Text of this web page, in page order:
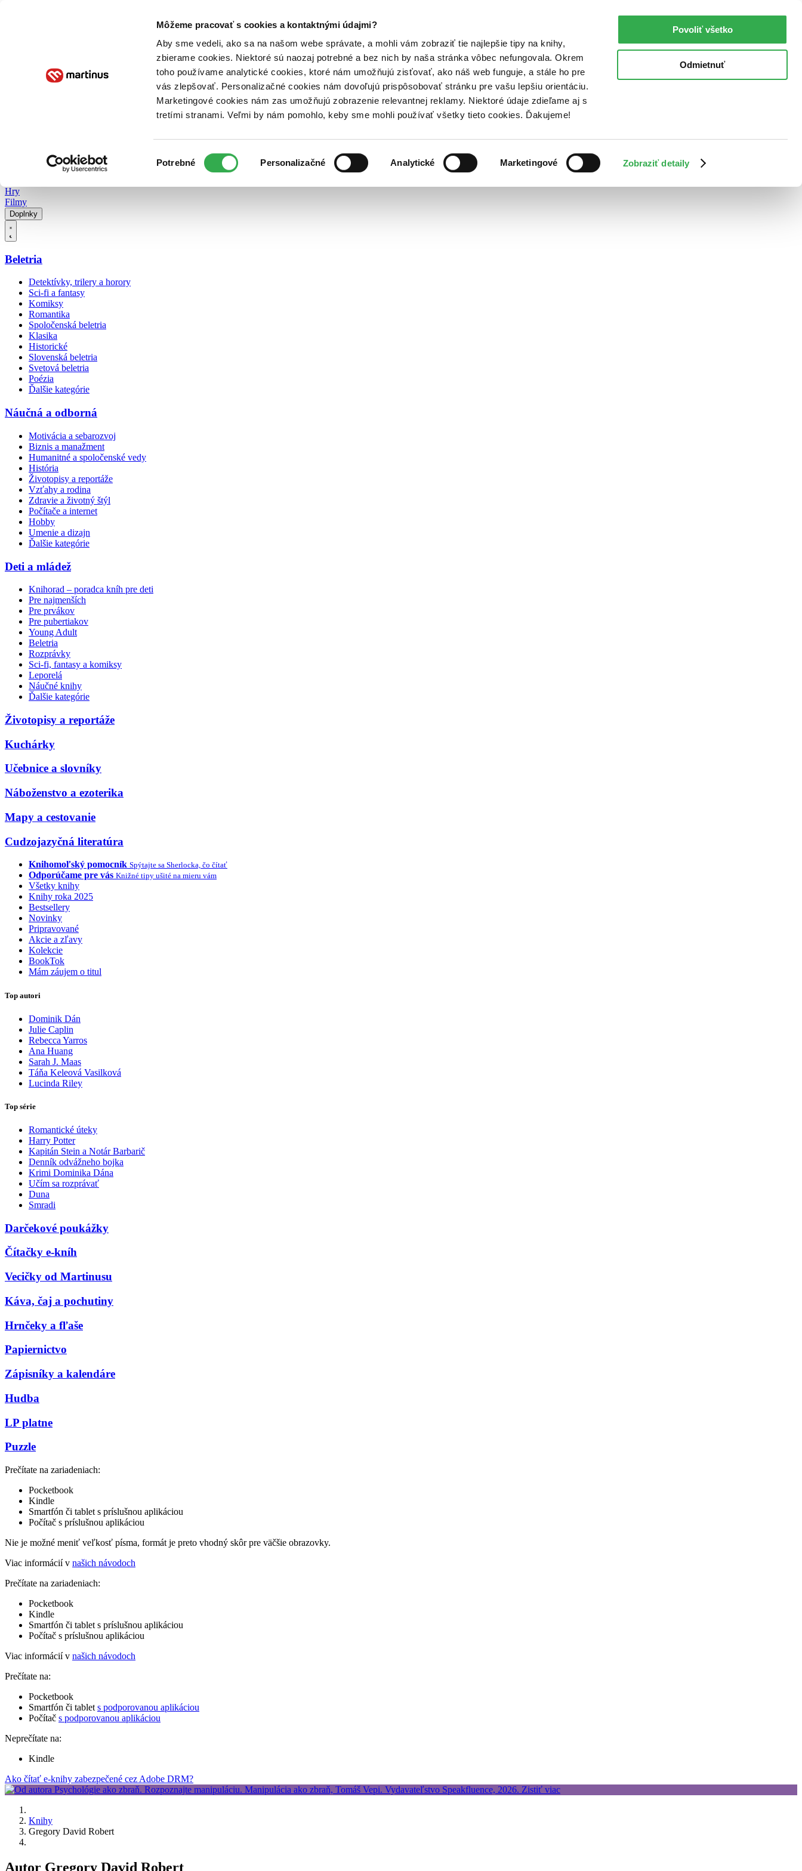
Môžeme pracovať s cookies a kontaktnými údajmi?
Aby sme vedeli, ako sa na našom webe správate, a mohli vám zobraziť tie najlepšie tipy na knihy,
zbierame cookies. Niektoré sú naozaj potrebné a bez nich by naša stránka vôbec nefungovala. Okrem
toho používame analytické cookies, ktoré nám umožňujú zisťovať, ako náš web funguje, a stále ho pre
vás zlepšovať. Personalizačné cookies nám dovoľujú prispôsobovať stránku pre vašu lepšiu orientáciu.
Marketingové cookies nám zas umožňujú zobrazenie relevantnej reklamy. Niektoré údaje zdieľame aj s
tretími stranami. Veľmi by nám pomohlo, keby sme mohli používať všetky tieto cookies. Ďakujeme!
súhlasu
Potrebné Personalizačné Analytické Marketingové Zobraziť detaily
Povoliť všetko
Odmietnuť
Poukážky Kontakt
Hry
Filmy
Doplnky
Beletria
Detektívky, trilery a horory
Sci-fi a fantasy
Komiksy
Romantika
Spoločenská beletria
Klasika
Historické
Slovenská beletria
Svetová beletria
Poézia
Ďalšie kategórie
Náučná a odborná
Motivácia a sebarozvoj
Biznis a manažment
Humanitné a spoločenské vedy
História
Životopisy a reportáže
Vzťahy a rodina
Zdravie a životný štýl
Počítače a internet
Hobby
Umenie a dizajn
Ďalšie kategórie
Deti a mládež
Knihorad – poradca kníh pre deti
Pre najmenších
Pre prvákov
Pre pubertiakov
Young Adult
Beletria
Rozprávky
Sci-fi, fantasy a komiksy
Leporelá
Náučné knihy
Ďalšie kategórie
Životopisy a reportáže
Kuchárky
Učebnice a slovníky
Náboženstvo a ezoterika
Mapy a cestovanie
Cudzojazyčná literatúra
Knihomoľský pomocník Spýtajte sa Sherlocka, čo čítať
Odporúčame pre vás Knižné tipy ušité na mieru vám
Všetky knihy
Knihy roka 2025
Bestsellery
Novinky
Pripravované
Akcie a zľavy
Kolekcie
BookTok
Mám záujem o titul
Top autori
Dominik Dán
Julie Caplin
Rebecca Yarros
Ana Huang
Sarah J. Maas
Táňa Keleová Vasilková
Lucinda Riley
Top série
Romantické úteky
Harry Potter
Kapitán Stein a Notár Barbarič
Denník odvážneho bojka
Krimi Dominika Dána
Učím sa rozprávať
Duna
Smradi
Darčekové poukážky
Čítačky e-kníh
Vecičky od Martinusu
Káva, čaj a pochutiny
Hrnčeky a fľaše
Papiernictvo
Zápisníky a kalendáre
Hudba
LP platne
Puzzle
Prečítate na zariadeniach:
Pocketbook
Kindle
Smartfón či tablet s príslušnou aplikáciou
Počítač s príslušnou aplikáciou
Nie je možné meniť veľkosť písma, formát je preto vhodný skôr pre väčšie obrazovky.
Viac informácií v našich návodoch
Prečítate na zariadeniach:
Pocketbook
Kindle
Smartfón či tablet s príslušnou aplikáciou
Počítač s príslušnou aplikáciou
Viac informácií v našich návodoch
Prečítate na:
Pocketbook
Smartfón či tablet s podporovanou aplikáciou
Počítač s podporovanou aplikáciou
Neprečítate na:
Kindle
Ako čítať e-knihy zabezpečené cez Adobe DRM?
Knihy
Gregory David Robert
Autor Gregory David Robert